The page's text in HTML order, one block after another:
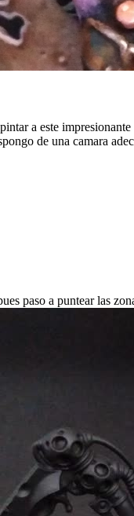
a este
de una camara
paso a puntear las